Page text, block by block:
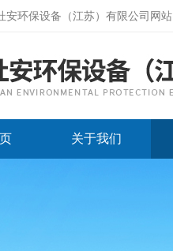
安环保设备（江苏）有限公司网站
关于我们